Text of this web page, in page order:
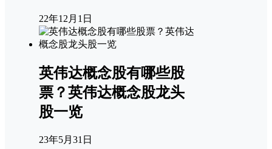
22年12月1日
英伟达概念股有哪些股
票？英伟达概念股龙头
股一览
23年5月31日